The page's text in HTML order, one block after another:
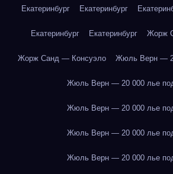
Екатеринбург Екатеринбург
Екатеринбург Екатеринбург Жорж
Жорж Санд — Консуэло Жюль Верн —
Жюль Верн — 20 000 лье
Жюль Верн — 20 000 лье
Жюль Верн — 20 000 лье
Жюль Верн — 20 000 лье